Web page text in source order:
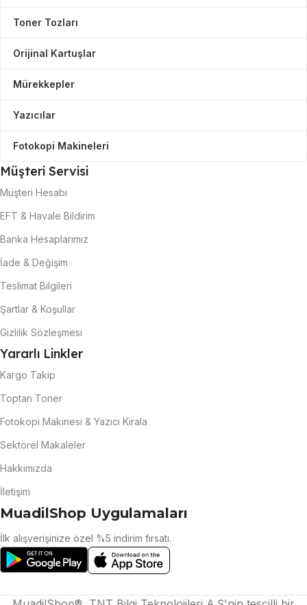
Toner Tozları
Orijinal Kartuşlar
Mürekkepler
Yazıcılar
Fotokopi Makineleri
Müşteri Servisi
Müşteri Hesabı
EFT & Havale Bildirim
Banka Hesaplarımız
İade & Değişim
Teslimat Bilgileri
Şartlar & Koşullar
Gizlilik Sözleşmesi
Yararlı Linkler
Kargo Takip
Toptan Toner
Fotokopi Makinesi & Yazıcı Kirala
Sektörel Makaleler
Hakkımızda
İletişim
MuadilShop Uygulamaları
İlk alışverişinize özel %5 indirim fırsatı.